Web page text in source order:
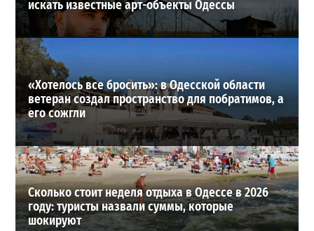
искать известные арт-объекты Одессы
«Хотелось все бросить»: в Одесской области
ветеран создал пространство для побратимов, а
его сожгли
Сколько стоит неделя отдыха в Одессе в 2026
году: туристы назвали суммы, которые
шокируют